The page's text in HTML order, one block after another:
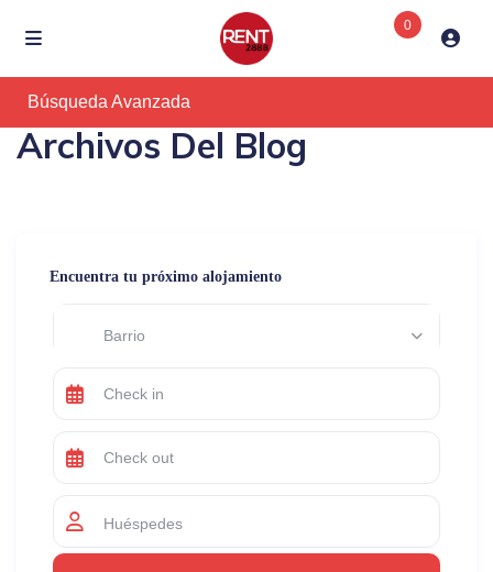
0
Búsqueda Avanzada
Archivos Del Blog
Encuentra tu próximo alojamiento
Barrio
Huéspedes